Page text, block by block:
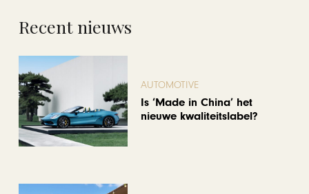
Recent nieuws
AUTOMOTIVE
Is ‘Made in China’ het
nieuwe kwaliteitslabel?